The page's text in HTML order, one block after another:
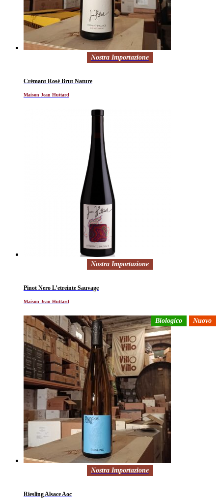
Nostra Importazione
Crémant Rosé Brut Nature
Maison Jean Huttard
Nostra Importazione
Pinot Nero L’etreinte Sauvage
Maison Jean Huttard
Biologico Nuovo
Nostra Importazione
Riesling Alsace Aoc